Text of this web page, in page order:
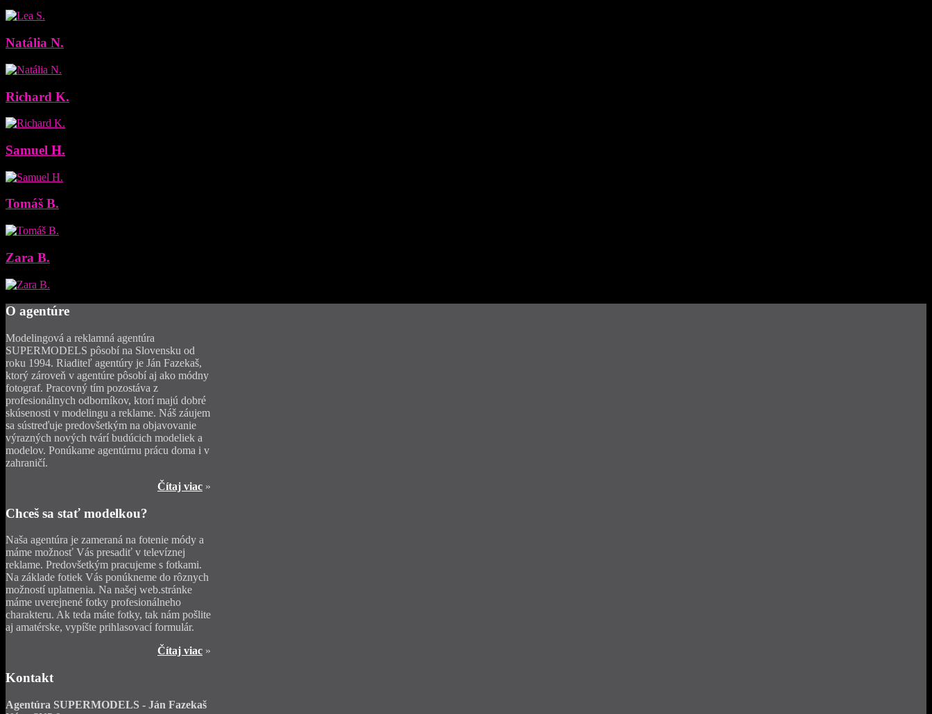
Natália N.
Richard K.
Samuel H.
Tomáš B.
Zara B.
O agentúre
Modelingová a reklamná agentúra
SUPERMODELS pôsobí na Slovensku od
roku 1994. Riaditeľ agentúry je Ján Fazekaš,
ktorý zároveň v agentúre pôsobí aj ako módny
fotograf. Pracovný tím pozostáva z
profesionálnych odborníkov, ktorí majú dobré
skúsenosti v modelingu a reklame. Náš záujem
sa sústreďuje predovšetkým na objavovanie
výrazných nových tvárí budúcich modeliek a
modelov. Ponúkame agentúrnu prácu doma i v
zahraničí.
Čítaj viac »
Chceš sa stať modelkou?
Naša agentúra je zameraná na fotenie módy a
máme možnosť Vás presadiť v televíznej
reklame. Predovšetkým pracujeme s fotkami.
Na základe fotiek Vás ponúkneme do rôznych
možností uplatnenia. Na našej web.stránke
máme uverejnené fotky profesionálneho
charakteru. Ak teda máte fotky, tak nám pošlite
aj amatérske, vypíšte prihlasovací formulár.
Čítaj viac »
Kontakt
Agentúra SUPERMODELS - Ján Fazekaš